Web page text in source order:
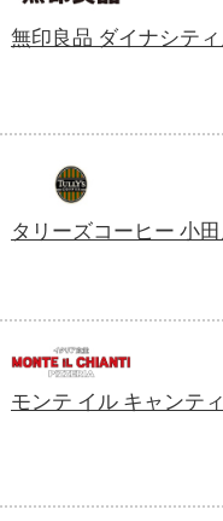
無印良品 ダイナシテ
タリーズコーヒー 小
モンテ イル キャンテ